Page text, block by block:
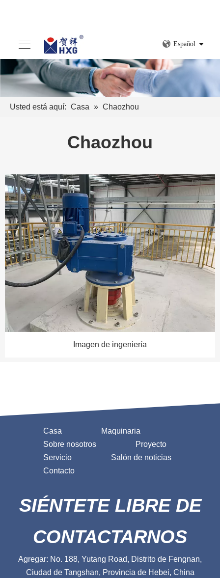
Español
Usted está aquí: Casa » Chaozhou
Chaozhou
Imagen de ingeniería
Casa
Maquinaria
Sobre nosotros
Proyecto
Servicio
Salón de noticias
Contacto
SIÉNTETE LIBRE DE
CONTACTARNOS
Agregar: No. 188, Yutang Road, Distrito de Fengnan,
Ciudad de Tangshan, Provincia de Hebei, China